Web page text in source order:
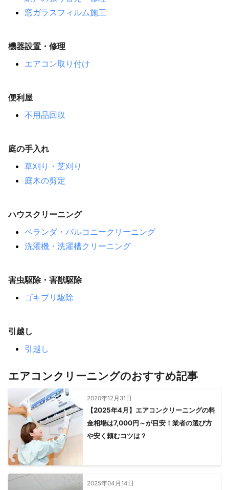
窓ガラスフィルム施工
機器設置・修理
エアコン取り付け
便利屋
不用品回収
庭の手入れ
草刈り・芝刈り
庭木の剪定
ハウスクリーニング
ベランダ・バルコニークリーニング
洗濯機・洗濯槽クリーニング
害虫駆除・害獣駆除
ゴキブリ駆除
引越し
引越し
エアコンクリーニングのおすすめ記事
2020年12月31日
【2025年4月】エアコンクリーニングの料
金相場は7,000円～が目安！業者の選び方
や安く頼むコツは？
2025年04月14日